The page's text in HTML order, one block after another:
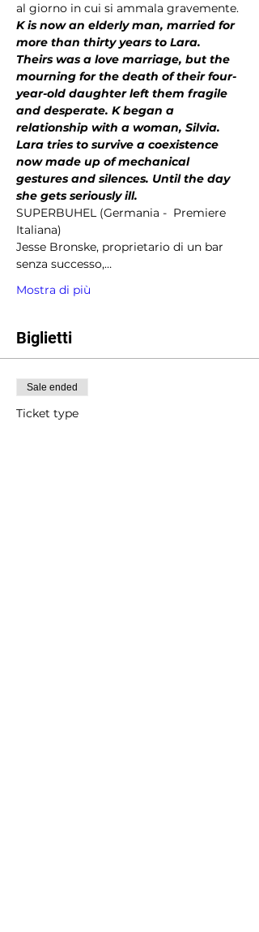
al giorno in cui si ammala gravemente.
K is now an elderly man, married for
more than thirty years to Lara.
Theirs was a love marriage, but the
mourning for the death of their four-
year-old daughter left them fragile
and desperate. K began a
relationship with a woman, Silvia.
Lara tries to survive a coexistence
now made up of mechanical
gestures and silences. Until the day
she gets seriously ill.
SUPERBUHEL (Germania -  Premiere
Italiana)
Jesse Bronske, proprietario di un bar
senza successo,…
Mostra di più
Biglietti
Sale ended
Ticket type